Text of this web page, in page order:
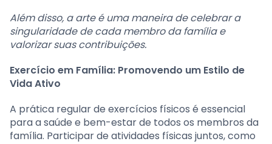
Além disso, a arte é uma maneira de celebrar a
singularidade de cada membro da família e
valorizar suas contribuições.
Exercício em Família: Promovendo um Estilo de
Vida Ativo
A prática regular de exercícios físicos é essencial
para a saúde e bem-estar de todos os membros da
família. Participar de atividades físicas juntos, como